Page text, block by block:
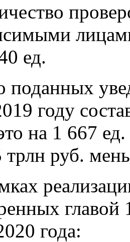
ед.
поданных
году
на 1 667
руб.
года: